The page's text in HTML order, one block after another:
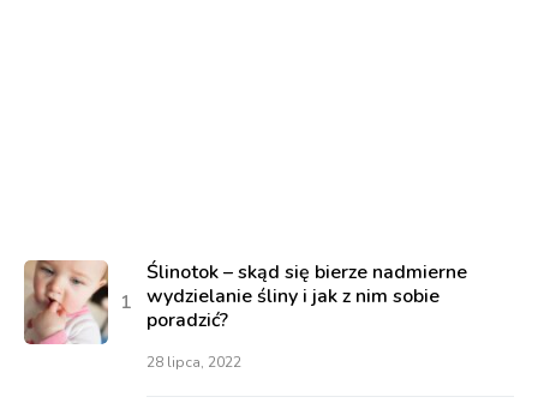
Ślinotok – skąd się bierze nadmierne
wydzielanie śliny i jak z nim sobie
poradzić?
28 lipca, 2022